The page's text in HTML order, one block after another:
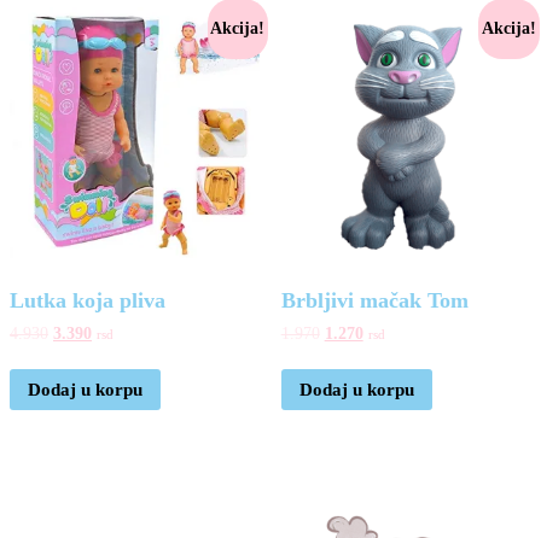
Akcija!
Lutka koja pliva
3.390 rsd
Dodaj u korpu
Akcija!
Brbljivi mačak Tom
1.270 rsd
Dodaj u korpu